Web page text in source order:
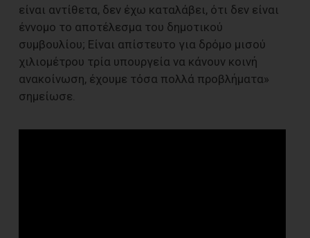
είναι αντίθετα, δεν έχω καταλάβει, ότι δεν είναι
έννομο το αποτέλεσμα του δημοτικού
συμβουλίου; Είναι απίστευτο για δρόμο μισού
χιλιομέτρου τρία υπουργεία να κάνουν κοινή
ανακοίνωση, έχουμε τόσα πολλά προβλήματα»
σημείωσε.